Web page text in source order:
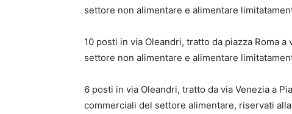
settore non alimentare e alimentare
10 posti in via Oleandri, tratto da piazza Roma
settore non alimentare e alimentare
6 posti in via Oleandri, tratto da via Venezia a
commerciali del settore alimentare, riservati